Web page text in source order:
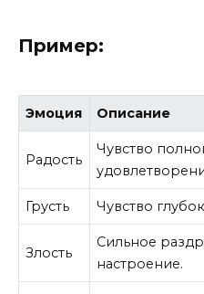
Пример:
Эмоция Описание
Радость
Чувство
Грусть Чувство
Злость
Сильное
настроение.